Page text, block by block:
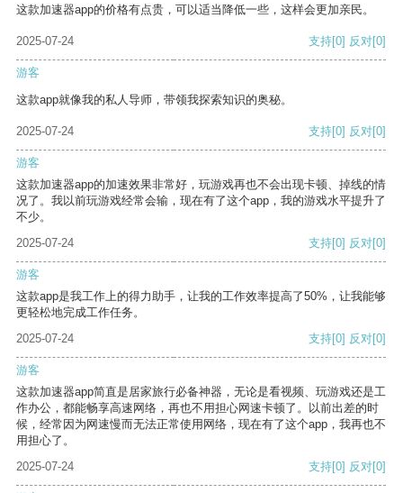
这款加速器app的价格有点贵，可以适当降低一些，这样会更加亲民。
2025-07-24 支持[0] 反对[0]
游客
这款app就像我的私人导师，带领我探索知识的奥秘。
2025-07-24 支持[0] 反对[0]
游客
这款加速器app的加速效果非常好，玩游戏再也不会出现卡顿、掉线的情
况了。我以前玩游戏经常会输，现在有了这个app，我的游戏水平提升了
不少。
2025-07-24
支持[0] 反对[0]
游客
这款app是我工作上的得力助手，让我的工作效率提高了50%，让我能够
更轻松地完成工作任务。
2025-07-24
支持[0] 反对[0]
游客
这款加速器app简直是居家旅行必备神器，无论是看视频、玩游戏还是工
作办公，都能畅享高速网络，再也不用担心网速卡顿了。以前出差的时
候，经常因为网速慢而无法正常使用网络，现在有了这个app，我再也不
用担心了。
2025-07-24
支持[0] 反对[0]